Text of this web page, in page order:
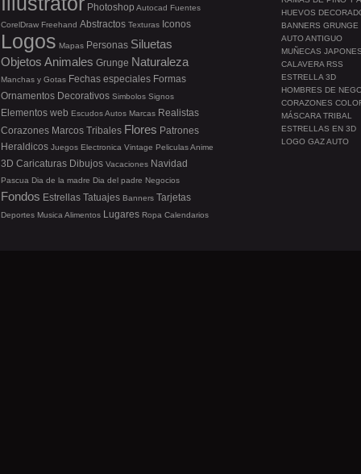
HUEVOS
BANNERS GRUNGE
AUTO ANTIGUO
MUÑECAS
CALAVERA RSS
ESTRELLA 3D
HOMBRES DE
CORAZONES
MÁSCARA TRIBAL
ESTRELLAS EN 3D
LOGO GAZ AUTO
Photoshop Autocad Fuentes
CorelDraw Freehand Abstractos Texturas Iconos
Logos Mapas Personas Siluetas
Objetos Animales Grunge Naturaleza
Manchas y Gotas Fechas especiales Formas
Ornamentos Decorativos Simbolos Signos
Elementos web EscudosAutos Marcas Realistas
Corazones Marcos Tribales Flores Patrones
Heraldicos Juegos Electronica Vintage PeliculasAnime
3D Caricaturas Dibujos Vacaciones Navidad
Pascua Dia de la madre Dia del padre Negocios
Fondos Estrellas Tatuajes Banners Tarjetas
Deportes Musica Alimentos Lugares Ropa Calendarios